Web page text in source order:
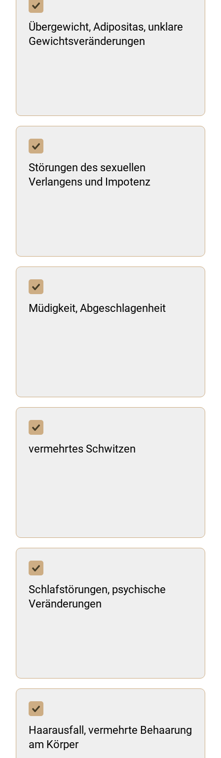
Übergewicht, Adipositas, unklare
Gewichtsveränderungen
Störungen des sexuellen
Verlangens und Impotenz
Müdigkeit, Abgeschlagenheit
vermehrtes Schwitzen
Schlafstörungen, psychische
Veränderungen
Haarausfall, vermehrte Behaarung
am Körper